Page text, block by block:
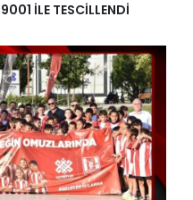
İLE TESCİLLENDİ